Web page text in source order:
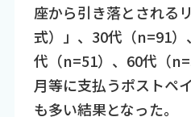
座から引き落とされる
式）」、30代（n=91
代（n=51）、60代（
月等に支払うポストペ
も多い結果となった。